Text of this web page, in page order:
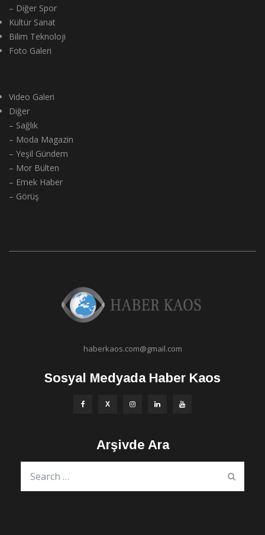
– Diğer Spor
Kültür Sanat
Bilim Teknoloji
Foto Galeri
Video Galeri
Diğer
– Sağlık
– Moda Magazin
– Yeşil Gündem
– Mor Bülten
– Emek Haber
– Görüş
haberkaos.com@gmail.com
Sosyal Medyada Haber Kaos
Arşivde Ara